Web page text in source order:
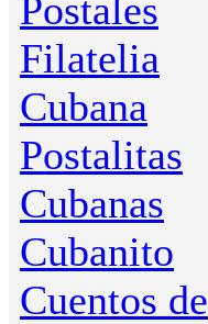
Postales
Filatelia
Cubana
Postalitas
Cubanas
Cubanito
Cuentos de